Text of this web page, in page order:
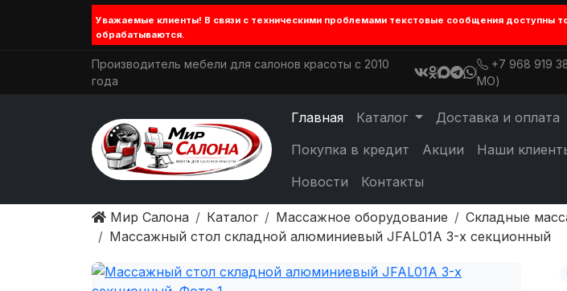
Уважаемые клиенты! В связи с техническими проблемами текстовые сообщения доступны
обрабатываются.
Производитель мебели для салонов красоты с 2010
года
+7 968 919
МО)
Главная Каталог Доставка и оплата
Покупка в кредит
Акции Наши
Новости
Контакты
Мир Салона Каталог Массажное оборудование
Складные
Массажный стол складной алюминиевый JFAL01A 3-х секционный